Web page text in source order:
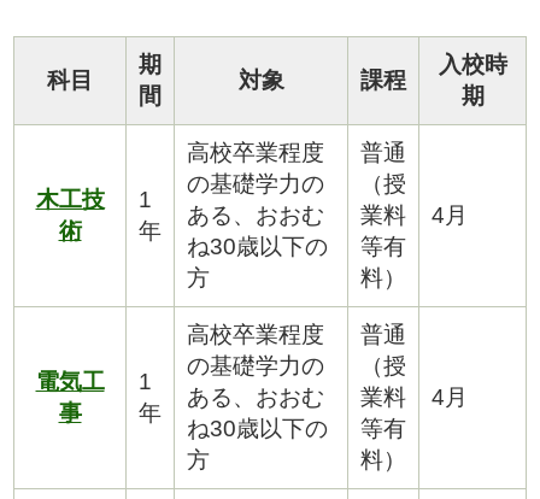
科目
期
間
対象 課程
入校時
期
木工技
術
1
年
高校卒業程度
の基礎学力の
ある、おおむ
ね30歳以下の
方
普通
（授
業料
等有
料）
4月
電気工
事
1
年
高校卒業程度
の基礎学力の
ある、おおむ
ね30歳以下の
方
普通
（授
業料
等有
料）
4月